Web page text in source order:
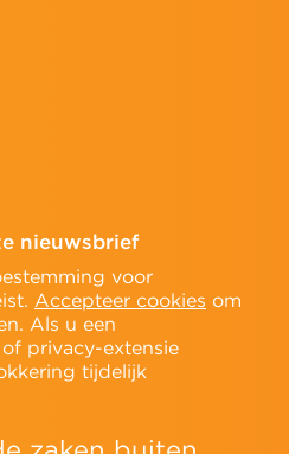
nieuwsbrief
voor
Accepteer cookies om
Als u een
privacy-extensie
tijdelijk